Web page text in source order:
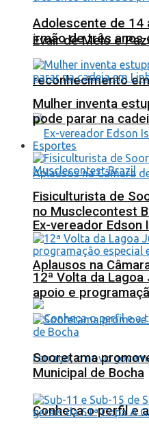
Evair de Melo e
reconhecimento
Ex-vereador
Aplausos na
Conheça o perfil e
Adolescente de 14
irmão de três anos
Mulher inventa
pode parar na
Esportes
Fisiculturista de
no Musclecontest
12ª Volta da
apoio e
Sooretama
Municipal de Bocha